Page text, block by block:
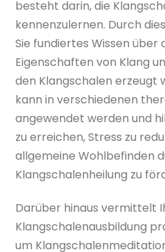
besteht darin, die
kennenzulernen. Durch
Sie fundiertes Wissen über
Eigenschaften von Klang
den Klangschalen erzeugt
kann in verschiedenen
angewendet werden und
zu erreichen, Stress zu
allgemeine Wohlbefinden
Klangschalenheilung zu
Darüber hinaus vermittelt
Klangschalenausbildung
um